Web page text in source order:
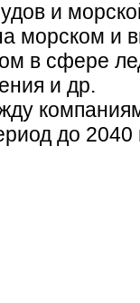
и
морском и
в сфере
и др.
до 2040